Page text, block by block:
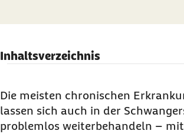
Inhaltsverzeichnis
impfen lassen?
In welcher
mit dem Arzt die Medikation
Die meisten chronischen
lassen sich auch in der
problemlos weiterbehandeln – mit